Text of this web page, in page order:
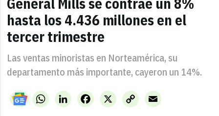
hasta los 4.436 millones en el
tercer trimestre
Las ventas minoristas en Norteamérica, su
departamento más importante, cayeron un 14%.
WhatsAppLinkedIn X
Facebook
Copy
Link
Email